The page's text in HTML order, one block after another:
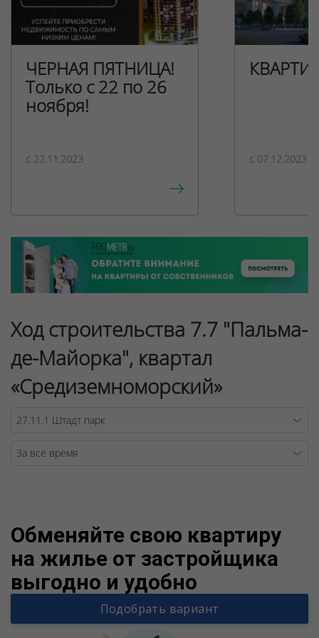
ЧЕРНАЯ ПЯТНИЦА!
Только с 22 по 26
ноября!
c 22.11.2023 c 07.12.2023
Ход строительства 7.7 "Пальма-
де-Майорка", квартал
«Средиземноморский»
Обменяйте свою квартиру
на жилье от застройщика
выгодно и удобно
Подобрать вариант